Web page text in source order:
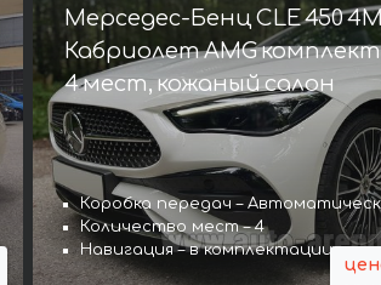
Мерседес-Бенц CLE 450
Кабриолет AMG
4 мест, кожаный салон
Коробка передач –
Количество мест – 4
Навигация – в комплектации